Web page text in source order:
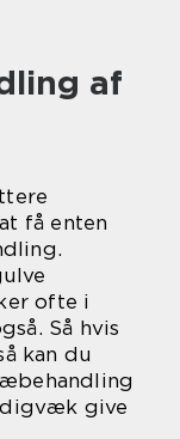
af
få enten
ofte i
Så hvis
kan du
give